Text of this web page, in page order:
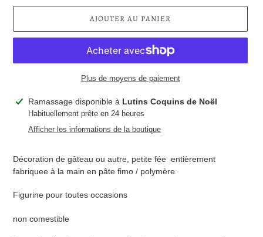
AJOUTER AU PANIER
Plus de moyens de paiement
Ajout
produit
panier
Ramassage disponible à Lutins Coquins de Noël
Habituellement prête en 24 heures
Afficher les informations de la boutique
Décoration de gâteau ou autre, petite fée entièrement
fabriquee à la main en pâte fimo / polymère
Figurine pour toutes occasions
non comestible